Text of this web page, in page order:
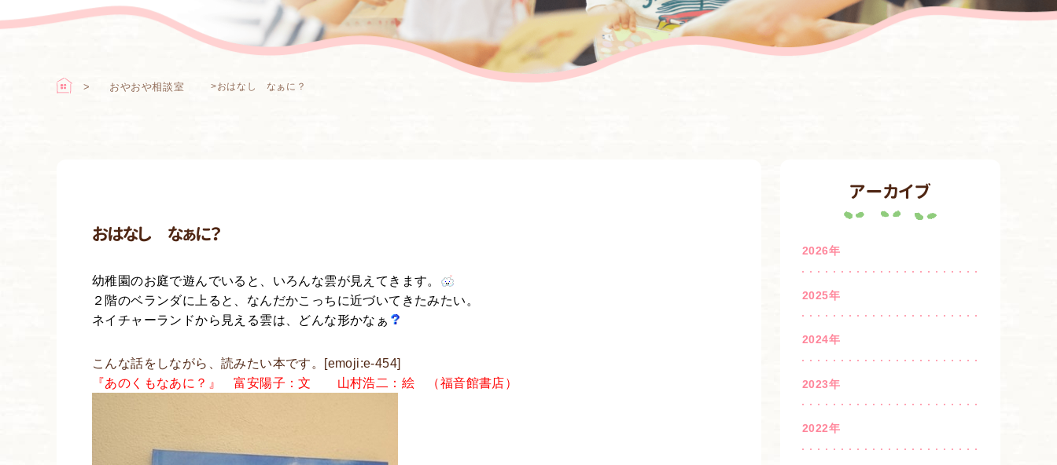
おやおや相談室 >おはなし なぁに？
おはなし なぁに？
幼稚園のお庭で遊んでいると、いろんな雲が見えてきます。
２階のベランダに上ると、なんだかこっちに近づいてきたみたい。
ネイチャーランドから見える雲は、どんな形かなぁ
こんな話をしながら、読みたい本です。[emoji:e-454]
『あのくもなあに？』 富安陽子：文 山村浩二：絵 （福音館書店）
アーカイブ
2026年
2025年
2024年
2023年
2022年